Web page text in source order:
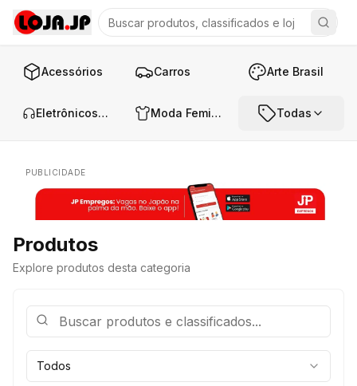
Acessórios Carros Arte Brasil
Eletrônicos e Áudio Moda Feminina Todas
PUBLICIDADE
Produtos
Explore produtos desta categoria
Todos